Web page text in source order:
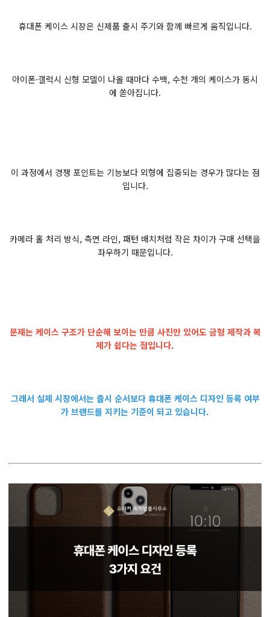
휴대폰 케이스 시장은 신제품 출시 주기와 함께 빠르게 움직입니다.
아이폰·갤럭시 신형 모델이 나올 때마다 수백, 수천 개의 케이스가 동시
에 쏟아집니다.
이 과정에서 경쟁 포인트는 기능보다 외형에 집중되는 경우가 많다는 점
입니다.
카메라 홀 처리 방식, 측면 라인, 패턴 배치처럼 작은 차이가 구매 선택을
좌우하기 때문입니다.
문제는 케이스 구조가 단순해 보이는 만큼 사진만 있어도 금형 제작과 복
제가 쉽다는 점입니다.
그래서 실제 시장에서는 출시 순서보다 휴대폰 케이스 디자인 등록 여부
가 브랜드를 지키는 기준이 되고 있습니다.